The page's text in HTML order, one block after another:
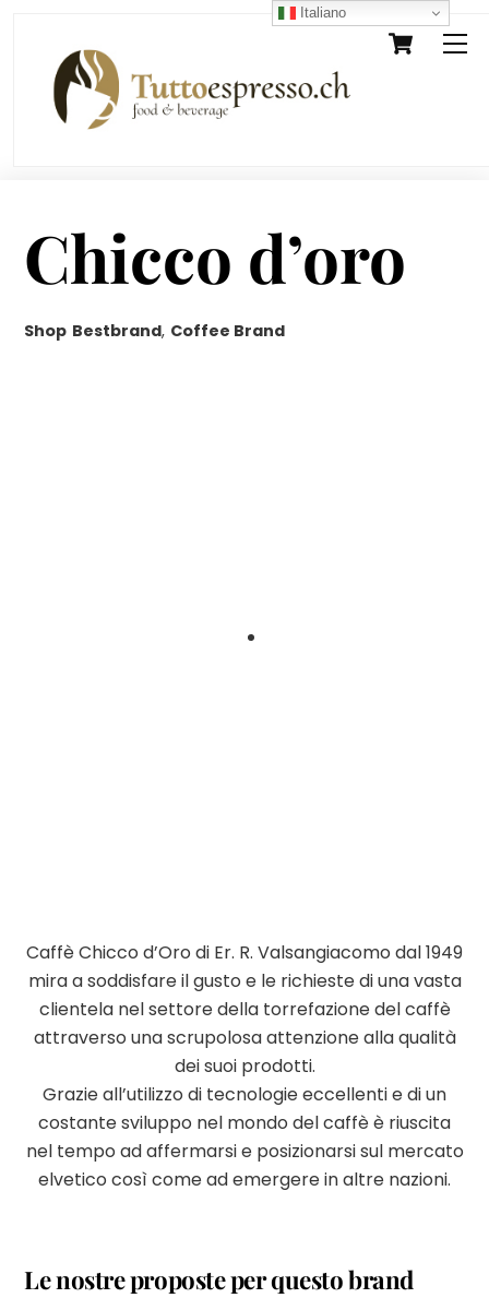
content
Cart
Chicco d’oro
Shop Bestbrand, Coffee Brand
Caffè Chicco d’Oro di Er. R. Valsangiacomo dal 1949
mira a soddisfare il gusto e le richieste di una vasta
clientela nel settore della torrefazione del caffè
attraverso una scrupolosa attenzione alla qualità
dei suoi prodotti.
Grazie all’utilizzo di tecnologie eccellenti e di un
costante sviluppo nel mondo del caffè è riuscita
nel tempo ad affermarsi e posizionarsi sul mercato
elvetico così come ad emergere in altre nazioni.
Le nostre proposte per questo brand
Italiano